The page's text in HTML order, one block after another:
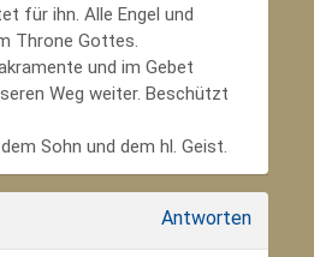
für ihn. Alle Engel und
Throne Gottes.
und im Gebet
Weg weiter. Beschützt
Sohn und dem hl. Geist.
Antworten